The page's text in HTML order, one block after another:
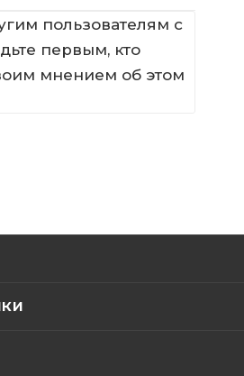
пользователям с
первым, кто
мнением об этом